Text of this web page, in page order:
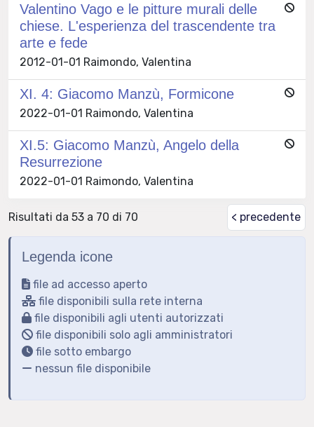
Valentino Vago e le pitture murali delle
chiese. L'esperienza del trascendente tra
arte e fede
2012-01-01 Raimondo, Valentina
XI. 4: Giacomo Manzù, Formicone
2022-01-01 Raimondo, Valentina
XI.5: Giacomo Manzù, Angelo della
Resurrezione
2022-01-01 Raimondo, Valentina
Risultati da 53 a 70 di 70 < precedente
Legenda icone
file ad accesso aperto
file disponibili sulla rete interna
file disponibili agli utenti autorizzati
file disponibili solo agli amministratori
file sotto embargo
nessun file disponibile